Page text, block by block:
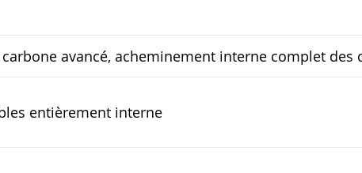
avancé, acheminement interne complet des
entièrement interne